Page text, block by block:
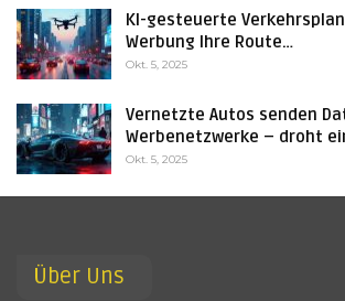
KI-gesteuerte
Werbung Ihre Route…
Okt. 5, 2025
Vernetzte Autos senden
Werbenetzwerke – droht
Okt. 5, 2025
Über Uns